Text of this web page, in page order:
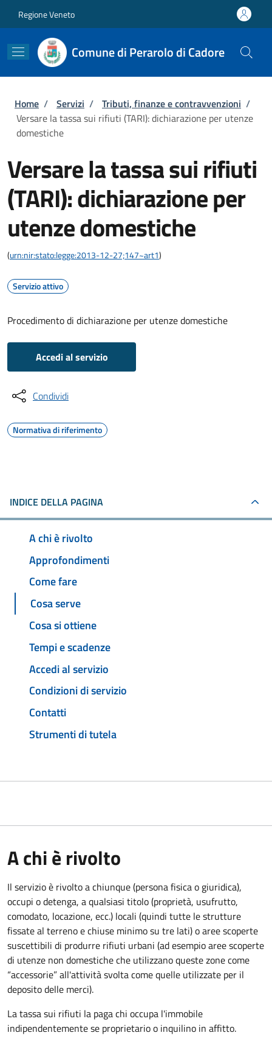
Regione Veneto
Comune di Perarolo di Cadore
Briciole di pane
Home / Servizi / Tributi, finanze e contravvenzioni /
Versare la tassa sui rifiuti (TARI): dichiarazione per utenze
domestiche
Versare la tassa sui rifiuti
(TARI): dichiarazione per
utenze domestiche
(urn:nir:stato:legge:2013-12-27;147~art1)
Servizio attivo
Procedimento di dichiarazione per utenze domestiche
Accedi al servizio
Condividi
Normativa di riferimento
INDICE DELLA PAGINA
A chi è rivolto
Approfondimenti
Come fare
Cosa serve
Cosa si ottiene
Tempi e scadenze
Accedi al servizio
Condizioni di servizio
Contatti
Strumenti di tutela
A chi è rivolto
Il servizio è rivolto a chiunque (persona fisica o giuridica),
occupi o detenga, a qualsiasi titolo (proprietà, usufrutto,
comodato, locazione, ecc.) locali (quindi tutte le strutture
fissate al terreno e chiuse minimo su tre lati) o aree scoperte
suscettibili di produrre rifiuti urbani (ad esempio aree scoperte
di utenze non domestiche che utilizzano queste zone come
“accessorie” all'attività svolta come quelle utilizzate per il
deposito delle merci).
La tassa sui rifiuti la paga chi occupa l'immobile
indipendentemente se proprietario o inquilino in affitto.